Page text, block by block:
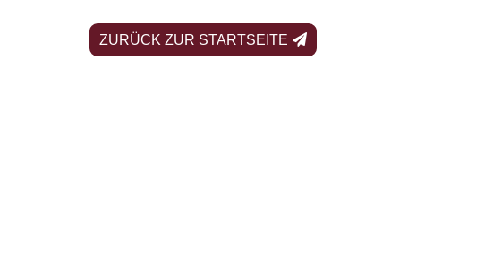
ZURÜCK ZUR STARTSEITE